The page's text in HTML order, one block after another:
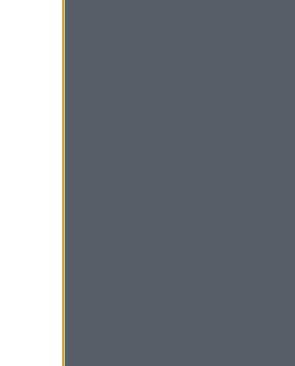
3102 (6/8/2026):
αριθμοί που
κοινοβούλιο εξετάζει
ισραηλινών πλοίων
325
118 κτήρια
25 τραυματίες
τραμπ στο